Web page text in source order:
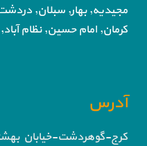
مجیدیه, بهار, سبلان,
کرمان, امام حسین, نظام آباد,
آدرس
کرج-گوهردشت-خیابان